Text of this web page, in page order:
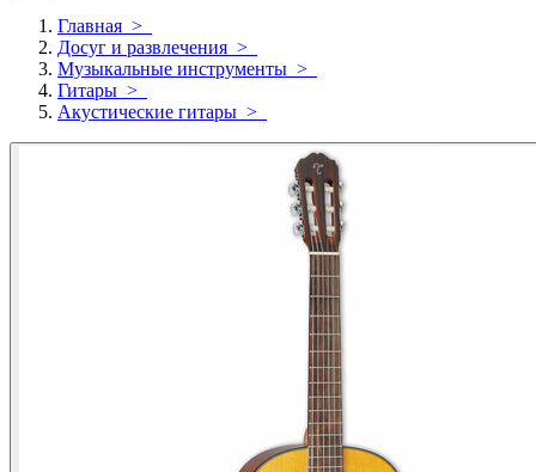
Главная >
Досуг и развлечения >
Музыкальные инструменты >
Гитары >
Акустические гитары >